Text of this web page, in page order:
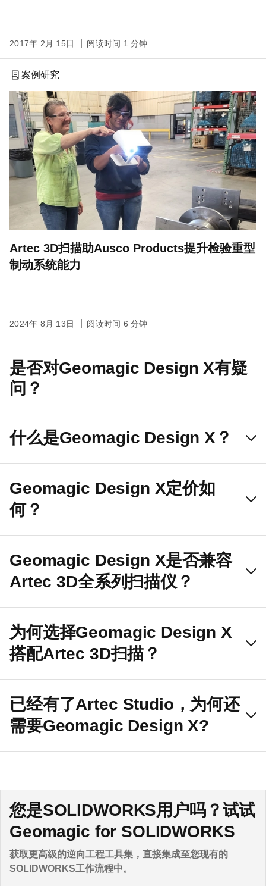
2017年 2月 15日 阅读时间 1 分钟
案例研究
Artec 3D扫描助Ausco Products提升检验重型
制动系统能力
2024年 8月 13日 阅读时间 6 分钟
是否对Geomagic Design X有疑
问？
什么是Geomagic Design X？
Geomagic Design X定价如
何？
Geomagic Design X是否兼容
Artec 3D全系列扫描仪？
为何选择Geomagic Design X
搭配Artec 3D扫描？
已经有了Artec Studio，为何还
需要Geomagic Design X?
您是SOLIDWORKS用户吗？试试
Geomagic for SOLIDWORKS
获取更高级的逆向工程工具集，直接集成至您现有的
SOLIDWORKS工作流程中。